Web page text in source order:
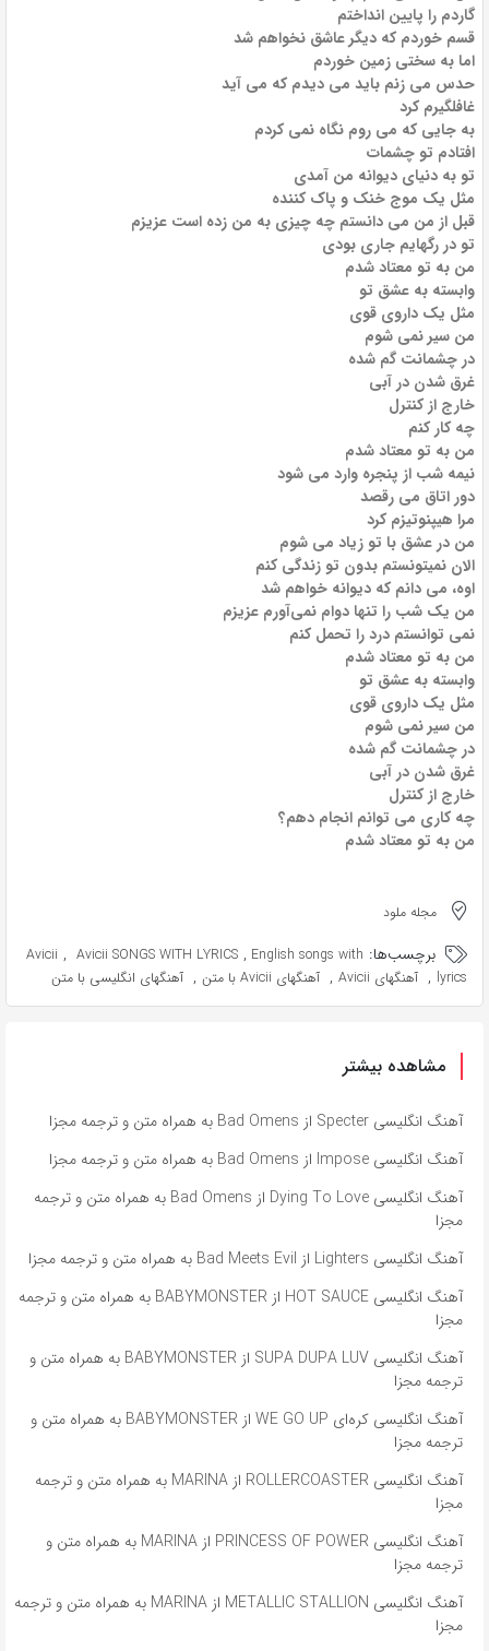
گاردم را پایین انداختم
قسم خوردم که دیگر عاشق نخواهم شد
اما به سختی زمین خوردم
حدس می زنم باید می دیدم که می آید
غافلگیرم کرد
به جایی که می روم نگاه نمی کردم
افتادم تو چشمات
تو به دنیای دیوانه من آمدی
مثل یک موج خنک و پاک کننده
قبل از من می دانستم چه چیزی به من زده است عزیزم
تو در رگهایم جاری بودی
من به تو معتاد شدم
وابسته به عشق تو
مثل یک داروی قوی
من سیر نمی شوم
در چشمانت گم شده
غرق شدن در آبی
خارج از کنترل
چه کار کنم
من به تو معتاد شدم
نیمه شب از پنجره وارد می شود
دور اتاق می رقصد
مرا هیپنوتیزم کرد
من در عشق با تو زیاد می شوم
الان نمیتونستم بدون تو زندگی کنم
اوه، می دانم که دیوانه خواهم شد
من یک شب را تنها دوام نمی‌آورم عزیزم
نمی توانستم درد را تحمل کنم
من به تو معتاد شدم
وابسته به عشق تو
مثل یک داروی قوی
من سیر نمی شوم
در چشمانت گم شده
غرق شدن در آبی
خارج از کنترل
چه کاری می توانم انجام دهم؟
من به تو معتاد شدم
مجله ملود
برچسب‌ها: Avicii , Avicii SONGS WITH LYRICS , English songs with
lyrics
, آهنگهای Avicii , آهنگهای Avicii با متن , آهنگهای انگلیسی با متن
مشاهده بیشتر
آهنگ انگلیسی Specter از Bad Omens به همراه متن و ترجمه مجزا
آهنگ انگلیسی Impose از Bad Omens به همراه متن و ترجمه مجزا
آهنگ انگلیسی Dying To Love از Bad Omens به همراه متن و ترجمه
مجزا
آهنگ انگلیسی Lighters از Bad Meets Evil به همراه متن و ترجمه مجزا
آهنگ انگلیسی HOT SAUCE از BABYMONSTER به همراه متن و ترجمه
مجزا
آهنگ انگلیسی SUPA DUPA LUV از BABYMONSTER به همراه متن و
ترجمه مجزا
آهنگ انگلیسی کره‌ای WE GO UP از BABYMONSTER به همراه متن و
ترجمه مجزا
آهنگ انگلیسی ROLLERCOASTER از MARINA به همراه متن و ترجمه
مجزا
آهنگ انگلیسی PRINCESS OF POWER از MARINA به همراه متن و
ترجمه مجزا
آهنگ انگلیسی METALLIC STALLION از MARINA به همراه متن و ترجمه
مجزا